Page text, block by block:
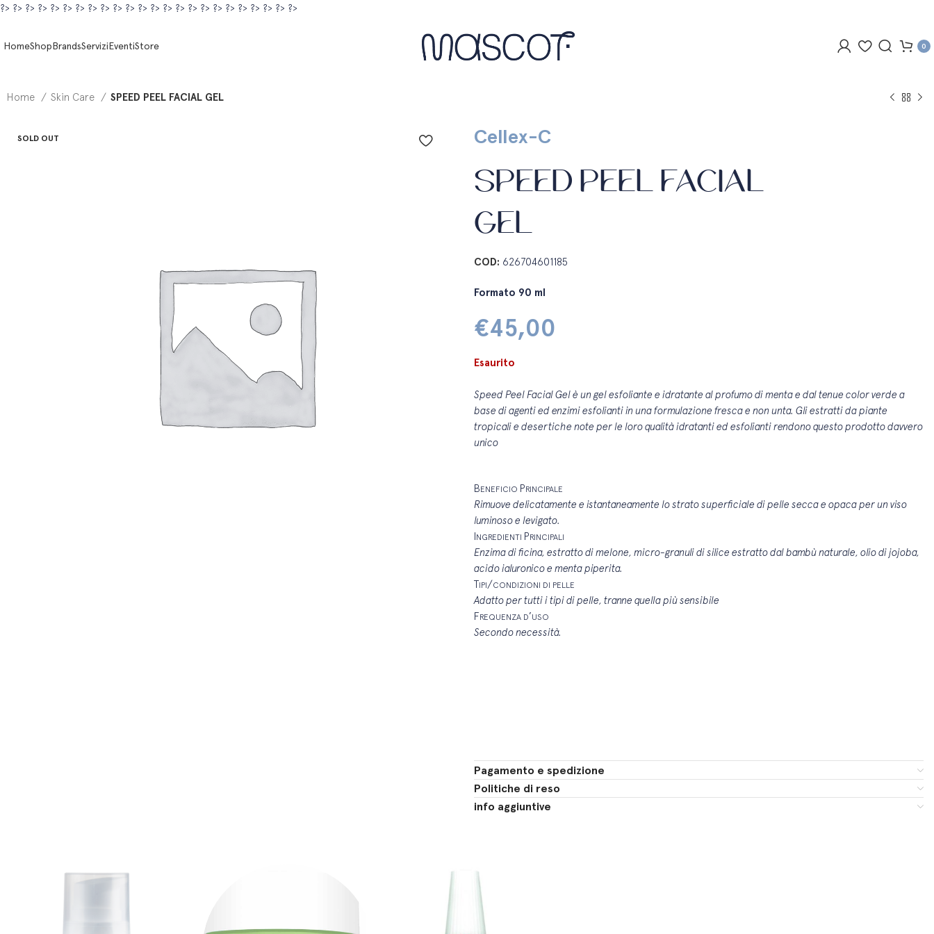
?> ?> ?> ?> ?> ?> ?> ?> ?> ?> ?> ?> ?> ?> ?> ?> ?> ?> ?> ?> ?> ?> ?> ?>
HomeShopBrandsServiziEventiStore 0
Home Skin Care SPEED PEEL FACIAL GEL
SOLD OUT Cellex-C
SPEED PEEL FACIAL
GEL
COD: 626704601185
Formato 90 ml
€45,00
Esaurito
Speed Peel Facial Gel è un gel esfoliante e idratante al profumo di menta e dal tenue color verde a
base di agenti ed enzimi esfolianti in una formulazione fresca e non unta. Gli estratti da piante
tropicali e desertiche note per le loro qualità idratanti ed esfolianti rendono questo prodotto davvero
unico
BENEFICIO PRINCIPALE
Rimuove delicatamente e istantaneamente lo strato superficiale di pelle secca e opaca per un viso
luminoso e levigato.
INGREDIENTI PRINCIPALI
Enzima di ficina, estratto di melone, micro-granuli di silice estratto dal bambù naturale, olio di jojoba,
acido ialuronico e menta piperita.
TIPI/CONDIZIONI DI PELLE
Adatto per tutti i tipi di pelle, tranne quella più sensibile
FREQUENZA D’USO
Secondo necessità.
Pagamento e spedizione
Politiche di reso
info aggiuntive